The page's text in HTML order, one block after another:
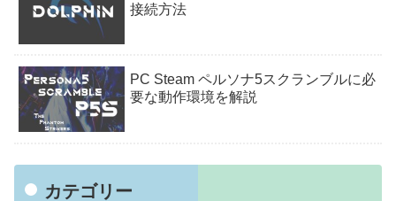
接続方法
PC Steam ペルソナ5スクランブルに必
要な動作環境を解説
カテゴリー